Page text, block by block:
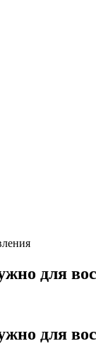
для
для